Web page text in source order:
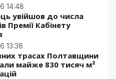
14:48
увійшов до числа
Премії Кабінету
13:38
трасах Полтавщини
майже 830 тисяч м²